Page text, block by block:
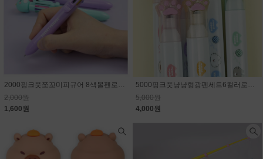
2000핑크풋쪼꼬미피규어 8색볼펜로그인시 15% 할인된 가격
2,000원
1,600원
5000핑크풋냥냥형광펜세트6컬러로그인시 20% 할인된 가격
5,000원
4,000원